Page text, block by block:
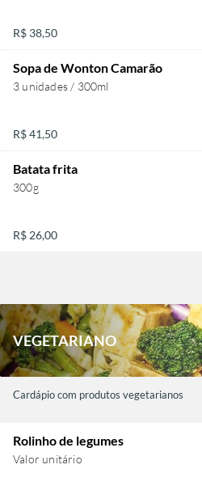
R$ 38,50
Sopa de Wonton Camarão
3 unidades / 300ml
R$ 41,50
Batata frita
300g
R$ 26,00
VEGETARIANO
Cardápio com produtos vegetarianos
Rolinho de legumes
Valor unitário